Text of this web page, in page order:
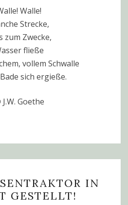
Walle!
Strecke,
zum Zwecke,
fließe
vollem Schwalle
sich ergieße.
Goethe
RASENTRAKTOR
IN
IN
GESTELLT!